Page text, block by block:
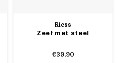
Riess
Zeef met steel
€39,90